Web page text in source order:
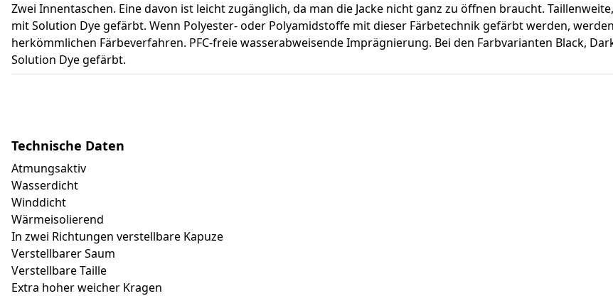
Zwei Innentaschen. Eine davon ist leicht zugänglich, da man die Jacke nicht ganz zu öffnen braucht.
mit Solution Dye gefärbt. Wenn Polyester- oder Polyamidstoffe mit dieser Färbetechnik gefärbt werden,
herkömmlichen Färbeverfahren. PFC-freie wasserabweisende Imprägnierung. Bei den Farbvarianten Black,
Solution Dye gefärbt.
Technische Daten
Atmungsaktiv
Wasserdicht
Winddicht
Wärmeisolierend
In zwei Richtungen verstellbare Kapuze
Verstellbarer Saum
Verstellbare Taille
Extra hoher weicher Kragen